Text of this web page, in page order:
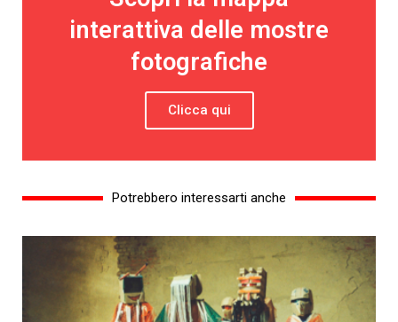
interattiva delle mostre
fotografiche
Clicca qui
Potrebbero interessarti anche